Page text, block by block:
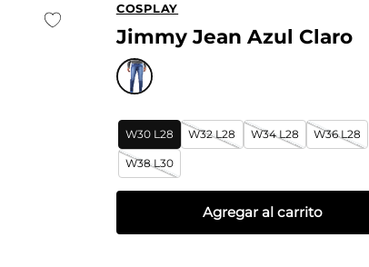
COSPLAY
Jimmy Jean Azul Claro
W30 L28 W32 L28 W34 L28 W36 L28
W38 L30
Agregar al carrito